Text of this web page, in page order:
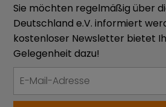
Sie möchten regelmäßig über
Deutschland e.V. informiert
kostenloser Newsletter bietet
Gelegenheit dazu!